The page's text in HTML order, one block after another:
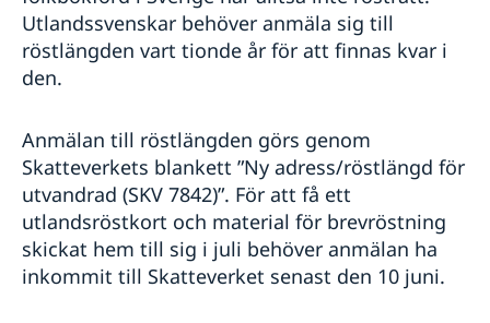
Utlandssvenskar behöver anmäla sig till
röstlängden vart tionde år för att finnas kvar i
den.
Anmälan till röstlängden görs genom
Skatteverkets blankett ”Ny adress/röstlängd för
utvandrad (SKV 7842)”. För att få ett
utlandsröstkort och material för brevröstning
skickat hem till sig i juli behöver anmälan ha
inkommit till Skatteverket senast den 10 juni.